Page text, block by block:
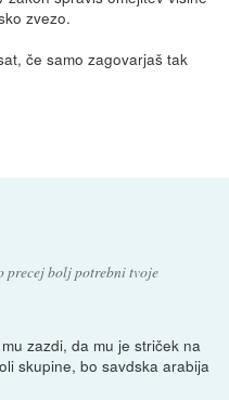
zvezo.
če samo zagovarjaš tak
precej bolj potrebni tvoje
zazdi, da mu je striček na
skupine, bo savdska arabija